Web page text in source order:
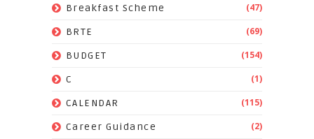
Breakfast Scheme (47)
BRTE (69)
BUDGET (154)
C (1)
CALENDAR (115)
Career Guidance (2)